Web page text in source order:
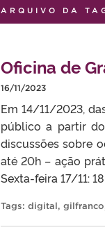
ARQUIVO DA
Oficina de
16/11/2023
Em 14/11/2023,
público a partir
discussões sobre
até 20h – ação
Sexta-feira 17/11:
Tags: digital, gilfranco